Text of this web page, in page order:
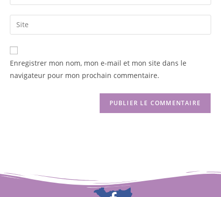
Enregistrer mon nom, mon e-mail et mon site dans le
navigateur pour mon prochain commentaire.